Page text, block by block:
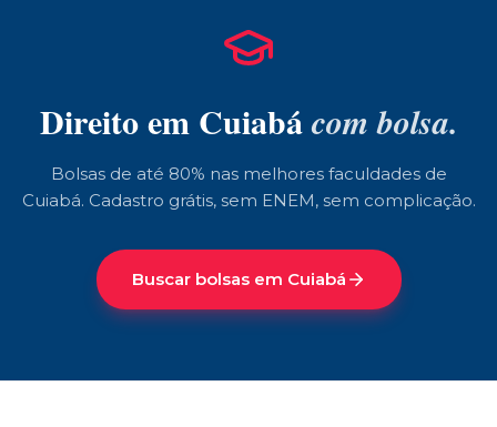
Direitoem Cuiabácom bolsa.
Bolsas de até 80% nas melhores faculdades de
Cuiabá. Cadastro grátis, sem ENEM, sem complicação.
Buscar bolsas em Cuiabá